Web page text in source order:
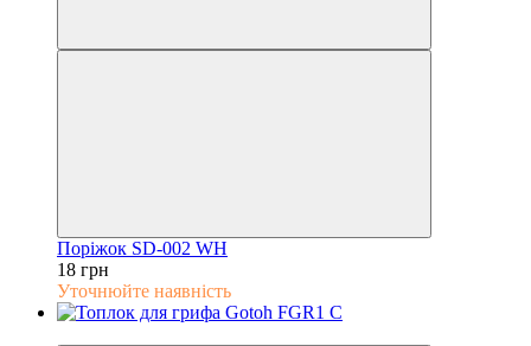
Поріжок SD-002 WH
18 грн
Уточнюйте наявність